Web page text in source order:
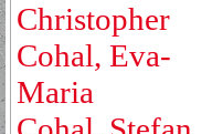
Christopher
Cohal, Eva-
Maria